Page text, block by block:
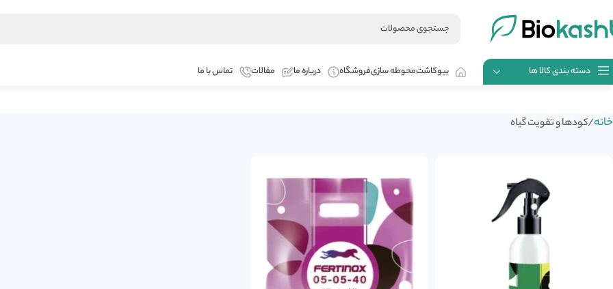
دسته بندی کالا ها بیوکاشتمحوطه سازیفروشگاه درباره ما مقالات تماس با ما
خانه کودها و تقویت گیاه